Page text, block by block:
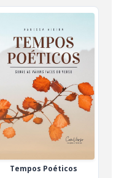
Tempos Poéticos